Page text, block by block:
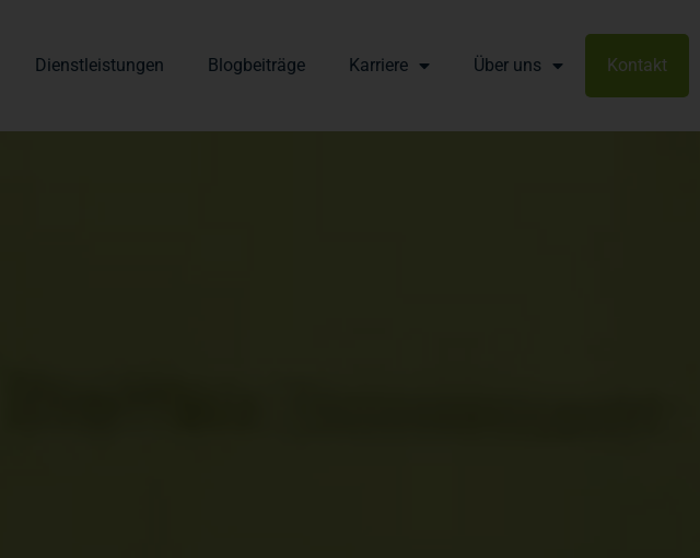
Dienstleistungen Blogbeiträge Karriere Über uns Kontakt